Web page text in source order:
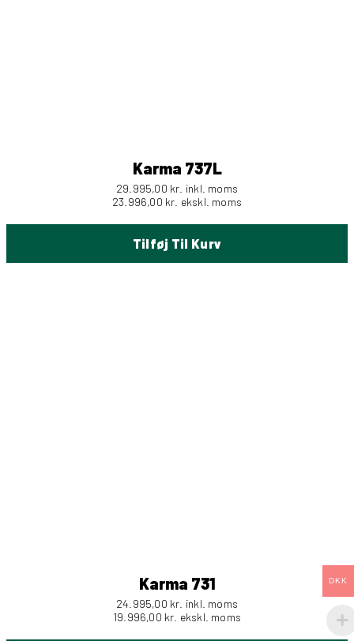
Karma 737L
29.995,00 kr. inkl. moms
23.996,00 kr. ekskl. moms
Tilføj Til Kurv
Karma 731
24.995,00 kr. inkl. moms
19.996,00 kr. ekskl. moms
DKK